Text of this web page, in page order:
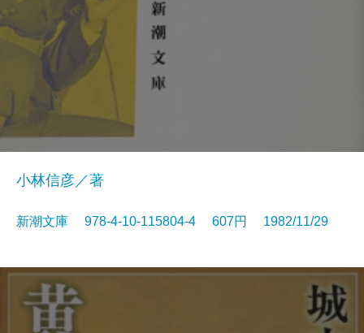
小林信彦／著
新潮文庫 978-4-10-115804-4 607円 1982/11/29